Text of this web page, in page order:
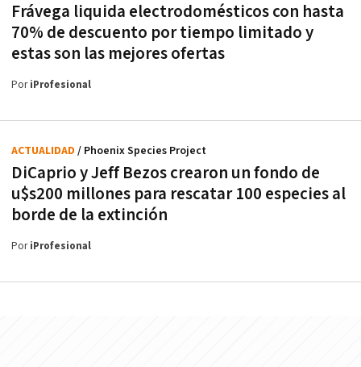
Frávega liquida electrodomésticos con hasta
70% de descuento por tiempo limitado y
estas son las mejores ofertas
PoriProfesional
DiCaprio y Jeff Bezos crearon un fondo de
u$s200 millones para rescatar 100 especies al
borde de la extinción
ACTUALIDAD / Phoenix Species Project
PoriProfesional